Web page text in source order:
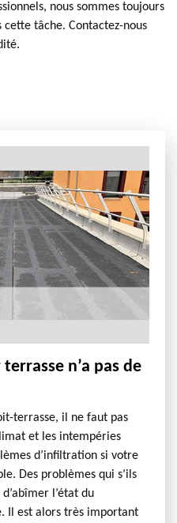
nous sommes toujours
tâche. Contactez-nous
n’a pas de
terrasse, il ne faut pas
et les intempéries
d’infiltration si votre
Des problèmes qui s’ils
l’état du
Il est alors très important